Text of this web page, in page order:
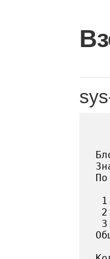
content